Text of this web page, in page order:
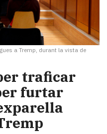
a Tremp, durant la vista de
traficar
furtar